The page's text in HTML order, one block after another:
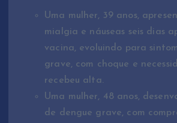
Uma mulher, 39 anos,
mialgia e náuseas seis dias
vacina, evoluindo para
grave, com choque e
recebeu alta.
Uma mulher, 48 anos,
de dengue grave, com